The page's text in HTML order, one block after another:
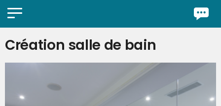
Création salle de bain